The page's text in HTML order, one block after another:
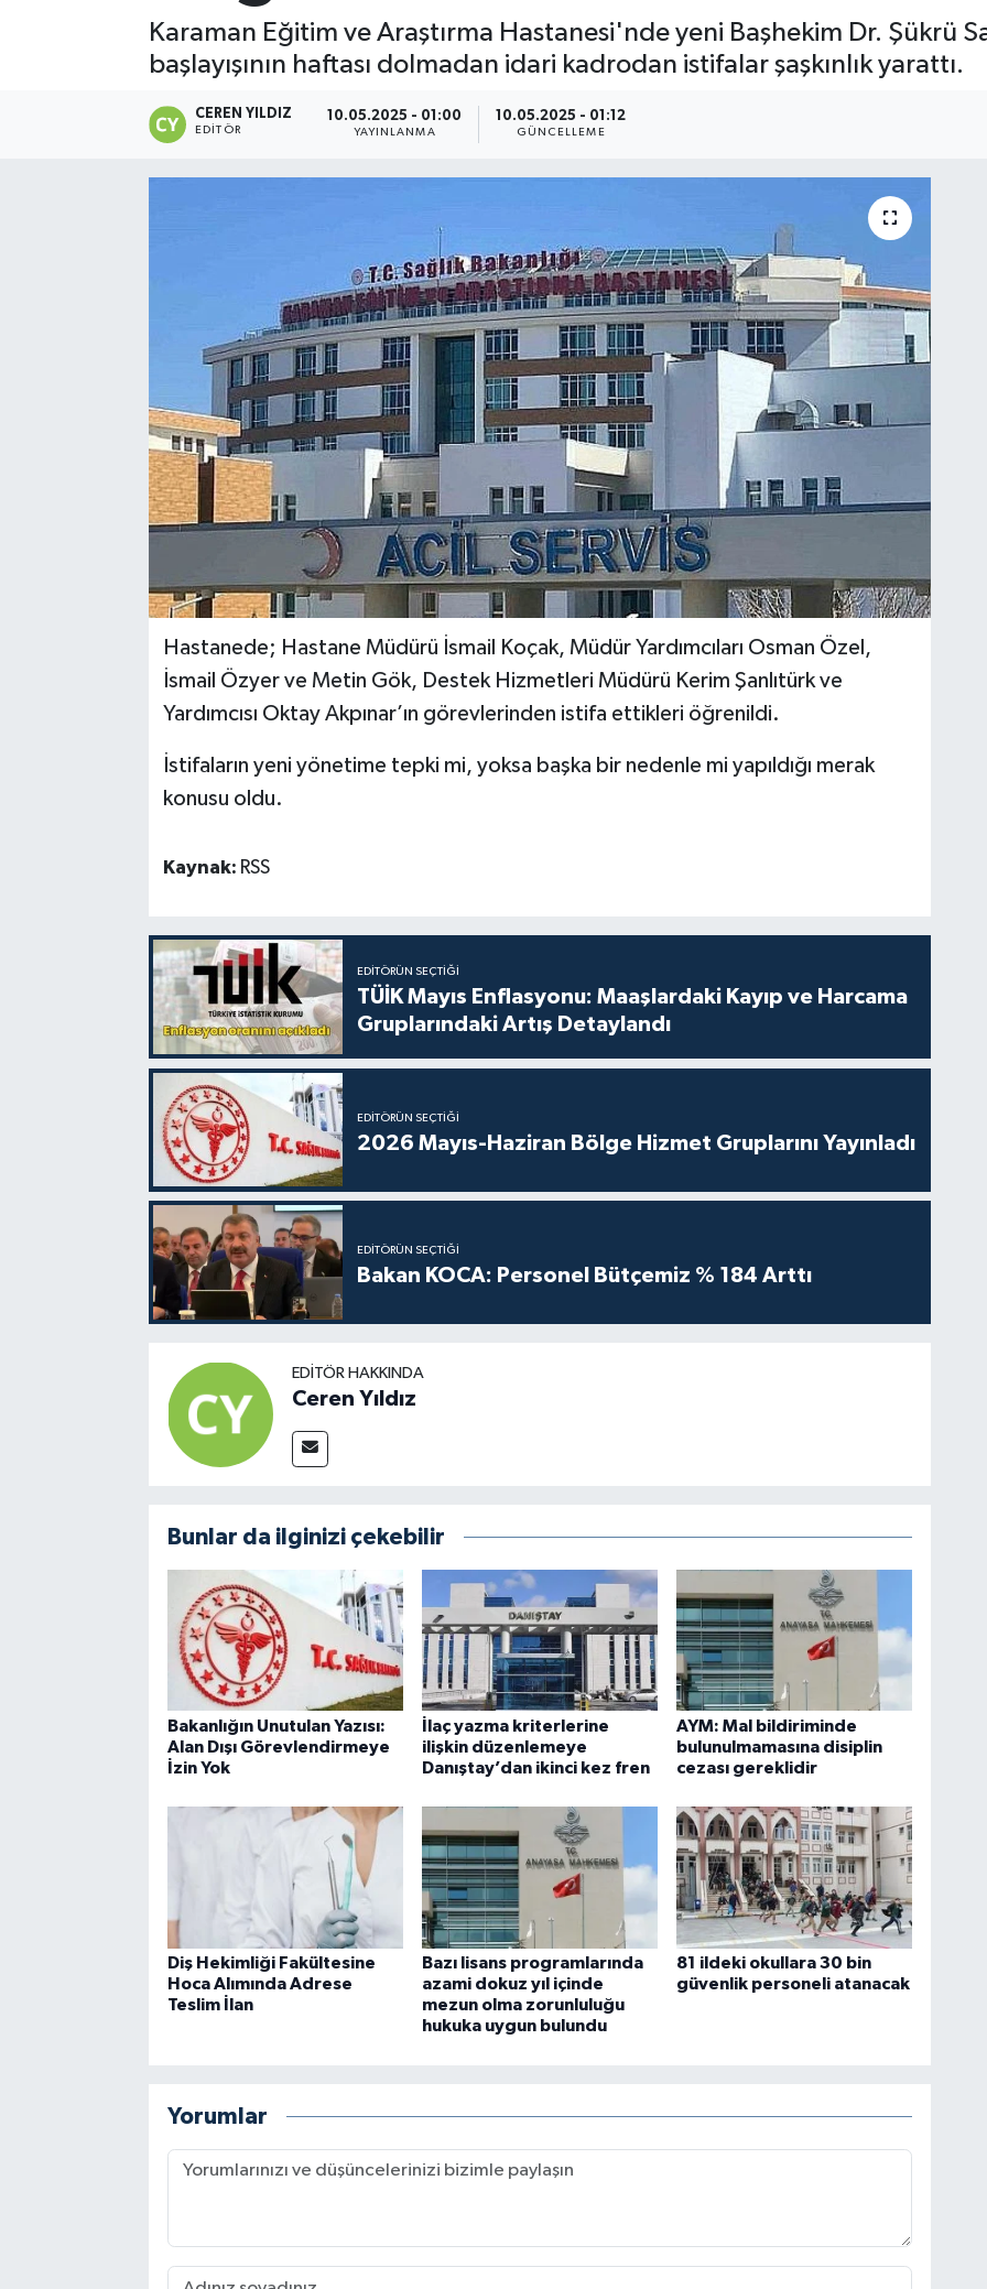
Karaman Eğitim ve Araştırma Hastanesi'nde yeni Başhekim Dr. Şükrü
başlayışının haftası dolmadan idari kadrodan istifalar şaşkınlık yarattı.
CEREN YILDIZ
EDITÖR
10.05.2025 - 01:00
YAYINLANMA
10.05.2025 - 01:12
GÜNCELLEME
Hastanede; Hastane Müdürü İsmail Koçak, Müdür Yardımcıları Osman Özel,
İsmail Özyer ve Metin Gök, Destek Hizmetleri Müdürü Kerim Şanlıtürk ve
Yardımcısı Oktay Akpınar’ın görevlerinden istifa ettikleri öğrenildi.
İstifaların yeni yönetime tepki mi, yoksa başka bir nedenle mi yapıldığı merak
konusu oldu.
Kaynak: RSS
EDITÖRÜN SEÇTIĞI
TÜİK Mayıs Enflasyonu: Maaşlardaki Kayıp ve Harcama
Gruplarındaki Artış Detaylandı
EDITÖRÜN SEÇTIĞI
2026 Mayıs-Haziran Bölge Hizmet Gruplarını Yayınladı
EDITÖRÜN SEÇTIĞI
Bakan KOCA: Personel Bütçemiz % 184 Arttı
EDITÖR HAKKINDA
Ceren Yıldız
Bunlar da ilginizi çekebilir
Bakanlığın Unutulan Yazısı:
Alan Dışı Görevlendirmeye
İzin Yok
İlaç yazma kriterlerine
ilişkin düzenlemeye
Danıştay’dan ikinci kez fren
AYM: Mal bildiriminde
bulunulmamasına disiplin
cezası gereklidir
Diş Hekimliği Fakültesine
Hoca Alımında Adrese
Teslim İlan
Bazı lisans programlarında
azami dokuz yıl içinde
mezun olma zorunluluğu
hukuka uygun bulundu
81 ildeki okullara 30 bin
güvenlik personeli atanacak
Yorumlar